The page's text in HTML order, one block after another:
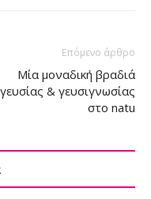
Επόμενο άρθρο
Μία μοναδική βραδιά
& γευσιγνωσίας
στο natu